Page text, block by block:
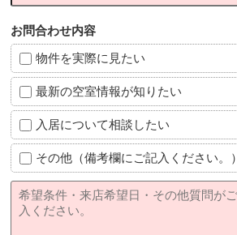
お問合わせ内容
物件を実際に見たい
最新の空室情報が知りたい
入居について相談したい
その他（備考欄にご記入ください。）